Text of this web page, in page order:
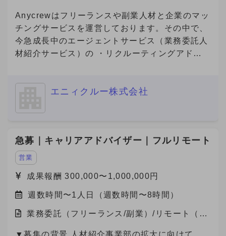
Anycrewはフリーランスや副業人材と企業のマッ
チングサービスを運営しております。その中で、
今急成長中のエージェントサービス（業務委託人
材紹介サービス）の ・リクルーティングアドバ
を募集しております。
エニィクルー株式会社
急募｜キャリアアドバイザー｜フルリモート
営業
成果報酬 300,000〜1,000,000円
週数時間〜1人日（週数時間〜8時間）
業務委託（フリーランス/副業）/リモート（在